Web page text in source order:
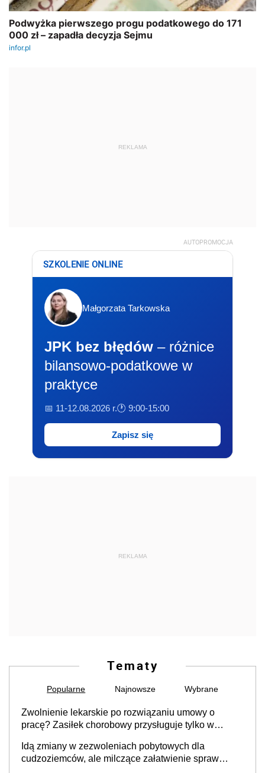
REKLAMA
AUTOPROMOCJA
SZKOLENIE ONLINE
Małgorzata Tarkowska
JPK bez błędów – różnice
bilansowo-podatkowe w
praktyce
📅 11-12.08.2026 r.🕐 9:00-15:00
Zapisz się
REKLAMA
Tematy
Popularne Najnowsze Wybrane
Zwolnienie lekarskie po rozwiązaniu umowy o
pracę? Zasiłek chorobowy przysługuje tylko w
stosunku pracy
Idą zmiany w zezwoleniach pobytowych dla
cudzoziemców, ale milczące załatwienie spraw